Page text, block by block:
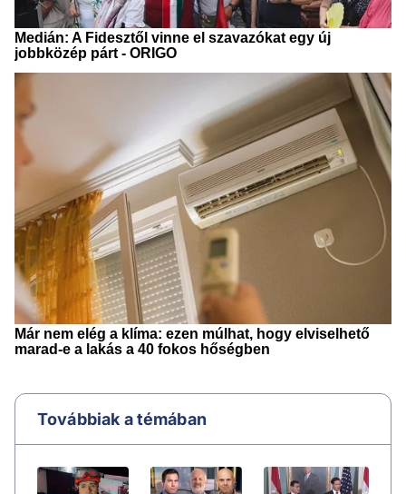
Továbbiak a témában